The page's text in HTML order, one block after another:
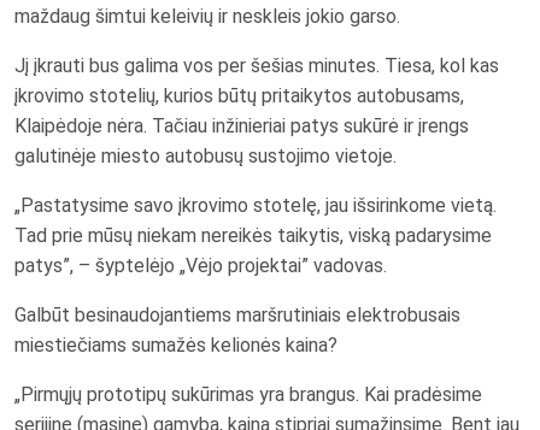
maždaug šimtui keleivių ir neskleis jokio garso.
Jį įkrauti bus galima vos per šešias minutes. Tiesa, kol kas
įkrovimo stotelių, kurios būtų pritaikytos autobusams,
Klaipėdoje nėra. Tačiau inžinieriai patys sukūrė ir įrengs
galutinėje miesto autobusų sustojimo vietoje.
„Pastatysime savo įkrovimo stotelę, jau išsirinkome vietą.
Tad prie mūsų niekam nereikės taikytis, viską padarysime
patys”, – šyptelėjo „Vėjo projektai” vadovas.
Galbūt besinaudojantiems maršrutiniais elektrobusais
miestiečiams sumažės kelionės kaina?
„Pirmųjų prototipų sukūrimas yra brangus. Kai pradėsime
serijinę (masinę) gamybą, kainą stipriai sumažinsime. Bent jau